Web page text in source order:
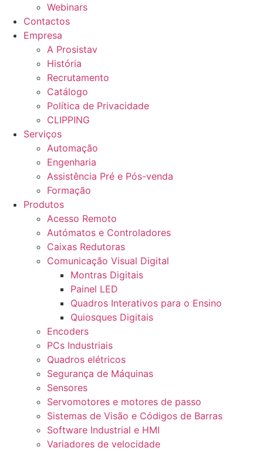
Webinars
Contactos
Empresa
A Prosistav
História
Recrutamento
Catálogo
Política de Privacidade
CLIPPING
Serviços
Automação
Engenharia
Assistência Pré e Pós-venda
Formação
Produtos
Acesso Remoto
Autómatos e Controladores
Caixas Redutoras
Comunicação Visual Digital
Montras Digitais
Painel LED
Quadros Interativos para o Ensino
Quiosques Digitais
Encoders
PCs Industriais
Quadros elétricos
Segurança de Máquinas
Sensores
Servomotores e motores de passo
Sistemas de Visão e Códigos de Barras
Software Industrial e HMI
Variadores de velocidade